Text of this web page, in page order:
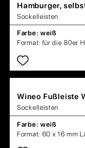
Hamburger,
Sockelleisten
Farbe: weiß
Format: für die 80er
Wineo Fußleiste
Sockelleisten
Farbe: weiß
Format: 60 x 16 mm